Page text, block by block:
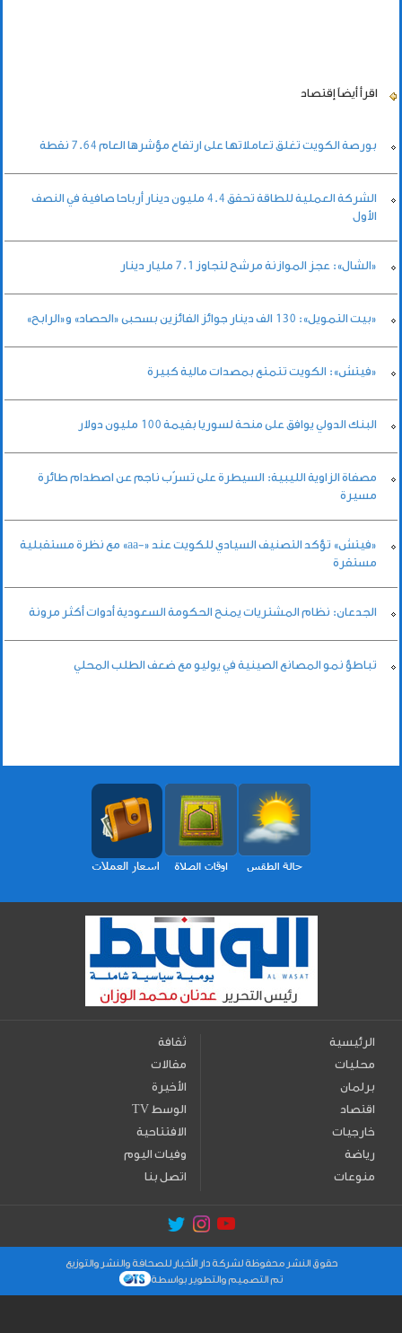
اقرأ أيضاً إقتصاد
بورصة الكويت تغلق تعاملاتها على ارتفاع مؤشرها العام 7.64 نقطة
الشركة العملية للطاقة تحقق 4.4 مليون دينار أرباحا صافية في النصف
الأول
«الشال»: عجز الموازنة مرشح لتجاوز 7.1 مليار دينار
«بيت التمويل»: 130 الف دينار جوائز الفائزين بسحبى «الحصاد» و«الرابح»
«فيتش»: الكويت تتمتع بمصدات مالية كبيرة
البنك الدولي يوافق على منحة لسوريا بقيمة 100 مليون دولار
مصفاة الزاوية الليبية: السيطرة على تسرّب ناجم عن اصطدام طائرة
مسيرة
«فيتش» تؤكد التصنيف السيادي للكويت عند «-aa» مع نظرة مستقبلية
مستقرة
الجدعان: نظام المشتريات يمنح الحكومة السعودية أدوات أكثر مرونة
تباطؤ نمو المصانع الصينية في يوليو مع ضعف الطلب المحلي
الرئيسية
محليات
برلمان
اقتصاد
خارجيات
رياضة
منوعات
ثقافة
مقالات
الأخيرة
TV الوسط
الافتتاحية
وفيات اليوم
اتصل بنا
حقوق النشر محفوظة لشركة دار الأخبار للصحافة والنشر والتوزيع
تم التصميم والتطوير بواسطة